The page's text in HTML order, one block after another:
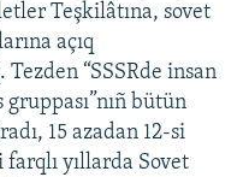
Teşkilâtına, sovet
açıq
“SSSRde insan
bütün
15 azadan 12-si
yıllarda Sovet